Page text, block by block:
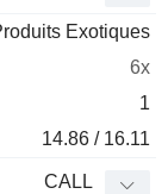
Exotiques
6x
1
14.86 / 16.11
CALL